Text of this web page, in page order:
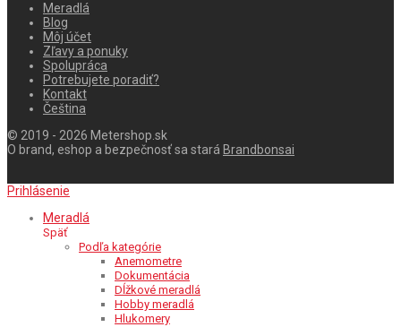
Meradlá
Blog
Môj účet
Zľavy a ponuky
Spolupráca
Potrebujete poradiť?
Kontakt
Čeština
© 2019 - 2026 Metershop.sk
O brand, eshop a bezpečnosť sa stará Brandbonsai
Prihlásenie
Meradlá
Späť
Podľa kategórie
Anemometre
Dokumentácia
Dĺžkové meradlá
Hobby meradlá
Hlukomery